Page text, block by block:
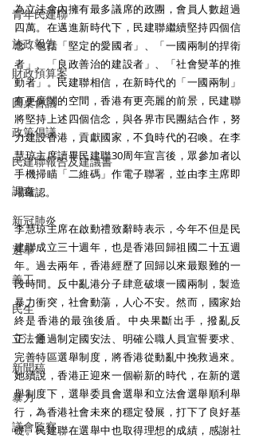
青年民建聯
施政報告
財政預算案
圓桌會議
政策倡議
民建聯報告及建議書
調查
新冠肺炎
選舉
義工
民生
立法會
新聞稿
暴力
議會監察
為立法會內擁有最多議席的政團，會員人數超過
四萬。在邁進新時代下，民建聯繼續堅持四個信
念，包括「堅定的愛國者」、「一國兩制的捍衛
者」、「良政善治的建設者」、「社會變革的推
動者」。民建聯相信，在新時代的「一國兩制」
有更廣闊的空間，香港有更亮麗的前景，民建聯
將堅持上述四個信念，與各界市民團結合作，努
力建設香港，貢獻國家，不負時代的召喚。在李
慧琼主席讀畢民建聯30周年宣言後，眾參加者以
手機掃瞄「二維碼」作電子聯署，並由李主席即
場確認。
李慧琼主席在啟動禮致辭時表示，今年不但是民
建聯成立三十週年，也是香港回歸祖國二十五週
年。過去兩年，香港經歷了回歸以來最艱難的一
段時間。反中亂港分子肆意破壞一國兩制，製造
暴力衝突，社會動蕩，人心不安。然而，國家始
終是香港的最強後盾。中央果斷出手，撥亂反
正，通過制定國安法、明確公職人員宣誓要求、
完善特區選舉制度，將香港從動亂中挽救過來。
她續說，香港正迎來一個嶄新的時代，在新的選
舉制度下，選舉委員會選舉和立法會選舉順利舉
行，為香港社會未來的穩定發展，打下了良好基
礎。民建聯在選舉中也取得理想的成績，感謝社